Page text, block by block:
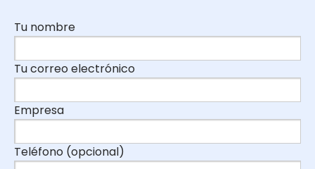
Tu nombre
Tu correo electrónico
Empresa
Teléfono (opcional)